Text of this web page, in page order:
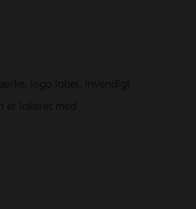
logo label, invendigt
er lakeret med